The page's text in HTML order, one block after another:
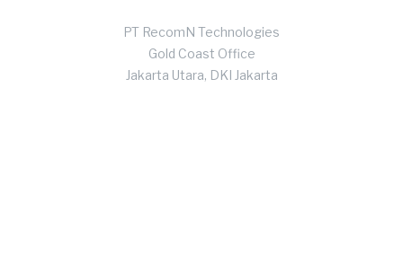
PT RecomN Technologies
Gold Coast Office
Jakarta Utara, DKI Jakarta